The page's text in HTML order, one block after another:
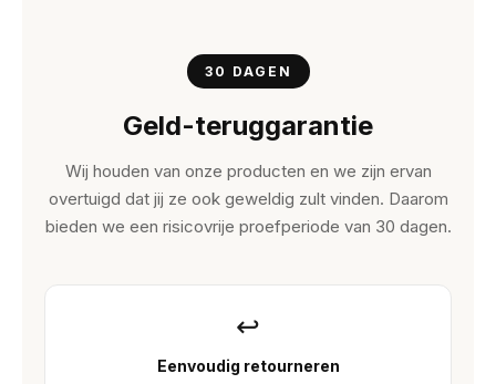
30 DAGEN
Geld-teruggarantie
Wij houden van onze producten en we zijn ervan
overtuigd dat jij ze ook geweldig zult vinden. Daarom
bieden we een risicovrije proefperiode van 30 dagen.
↩
Eenvoudig retourneren